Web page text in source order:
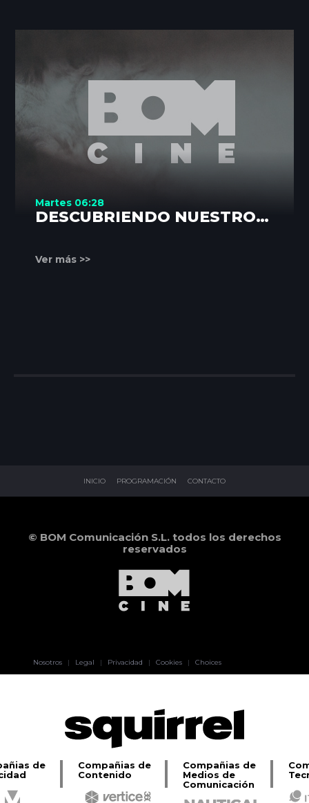
Martes 06:28
DESCUBRIENDO NUESTROS
Ver más >>
INICIO PROGRAMACIÓN CONTACTO
© BOM Comunicación S.L. todos los derechos
reservados
Nosotros | Legal | Privacidad | Cookies | Choices
de
Compañias de
Contenido
Compañias de
Medios de
Comunicación